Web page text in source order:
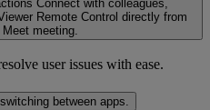
Connect with colleagues,
Remote Control directly from
meeting.
user issues with ease.
between apps.